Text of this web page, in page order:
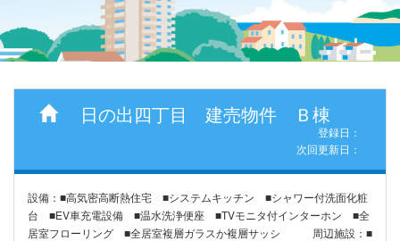
日の出四丁目 建売物件 Ｂ棟
登録日：
次回更新日：
設備：■高気密高断熱住宅 ■システムキッチン ■シャワー付洗面化粧
台 ■EV車充電設備 ■温水洗浄便座 ■TVモニタ付インターホン ■全
居室フローリング ■全居室複層ガラスか複層サッシ 周辺施設：■